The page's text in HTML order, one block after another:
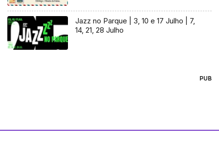
Jazz no Parque | 3, 10 e 17 Julho | 7,
14, 21, 28 Julho
PUB